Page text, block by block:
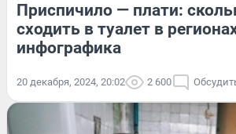
Приспичило — плати:
сходить в туалет в
инфографика
20 декабря, 2024, 20:02 2 600